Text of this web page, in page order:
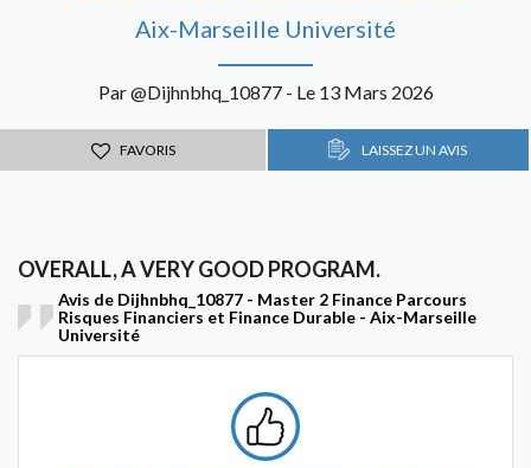
Aix-Marseille Université
Par @Dijhnbhq_10877 - Le 13 Mars 2026
FAVORIS LAISSEZ UN AVIS
OVERALL, A VERY GOOD PROGRAM.
Avis de Dijhnbhq_10877 - Master 2 Finance Parcours
Risques Financiers et Finance Durable - Aix-Marseille
Université